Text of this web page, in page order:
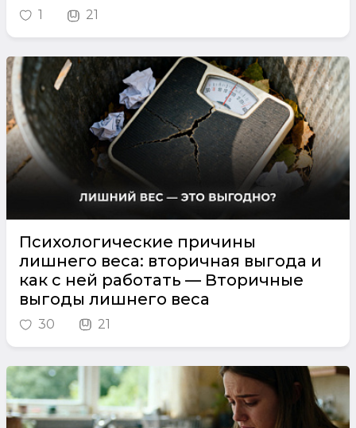
1 21
Психологические причины
лишнего веса: вторичная выгода и
как с ней работать — Вторичные
выгоды лишнего веса
30 21